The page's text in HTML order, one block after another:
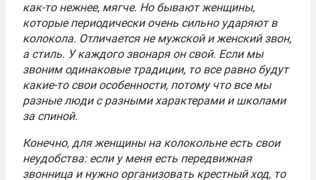
как-то нежнее, мягче. Но бывают женщины,
которые периодически очень сильно ударяют в
колокола. Отличается не мужской и женский звон,
а стиль. У каждого звонаря он свой. Если мы
звоним одинаковые традиции, то все равно будут
какие-то свои особенности, потому что все мы
разные люди с разными характерами и школами
за спиной.
Конечно, для женщины на колокольне есть свои
неудобства: если у меня есть передвижная
звонница и нужно организовать крестный ход, то